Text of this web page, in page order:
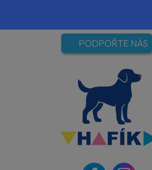
PODPOŘTE NÁS